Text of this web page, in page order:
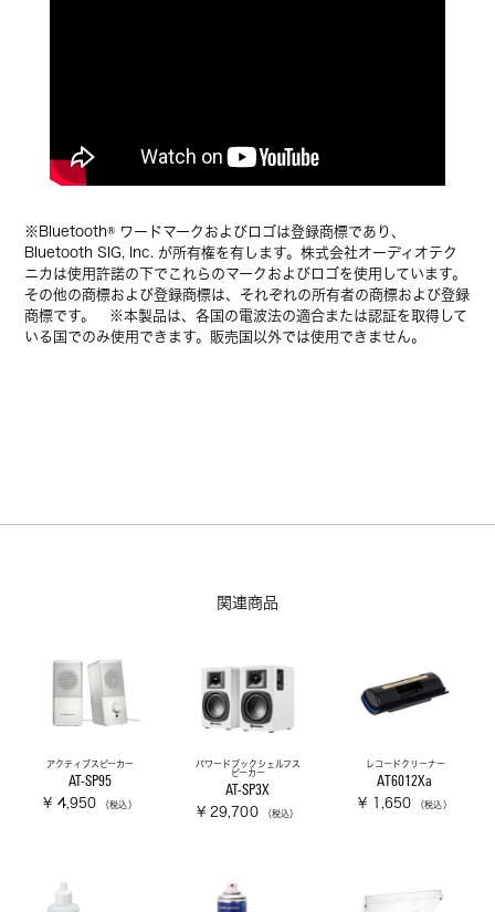
※Bluetooth® ワードマークおよびロゴは登録商標であり、
Bluetooth SIG, Inc. が所有権を有します。株式会社オーディオテク
ニカは使用許諾の下でこれらのマークおよびロゴを使用しています。
その他の商標および登録商標は、それぞれの所有者の商標および登録
商標です。 ※本製品は、各国の電波法の適合または認証を取得して
いる国でのみ使用できます。販売国以外では使用できません。
関連商品
アクティブスピーカー
AT-SP95
¥ 4,950 （税込）
パワードブックシェルフス
ピーカー
AT-SP3X
¥ 29,700 （税込）
レコードクリーナー
AT6012Xa
¥ 1,650 （税込）